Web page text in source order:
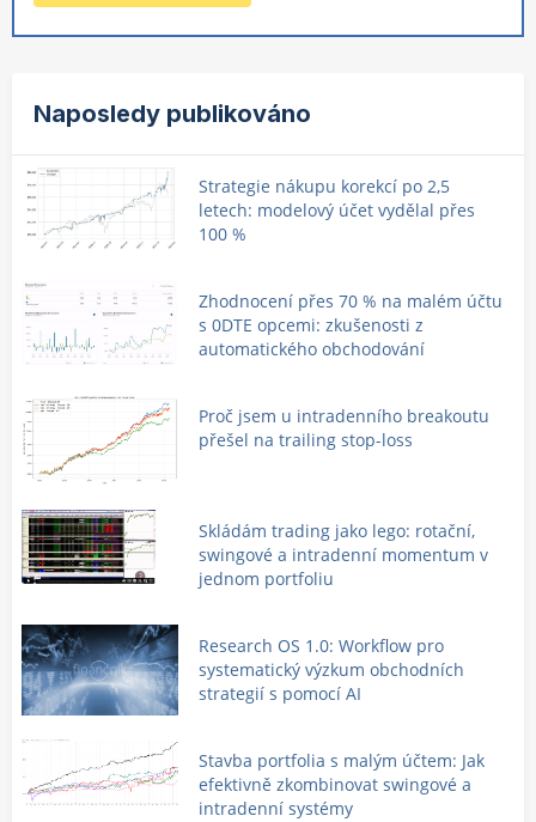
Naposledy publikováno
Strategie nákupu korekcí po 2,5
letech: modelový účet vydělal přes
100 %
Zhodnocení přes 70 % na malém účtu
s 0DTE opcemi: zkušenosti z
automatického obchodování
Proč jsem u intradenního breakoutu
přešel na trailing stop-loss
Skládám trading jako lego: rotační,
swingové a intradenní momentum v
jednom portfoliu
Research OS 1.0: Workflow pro
systematický výzkum obchodních
strategií s pomocí AI
Stavba portfolia s malým účtem: Jak
efektivně zkombinovat swingové a
intradenní systémy